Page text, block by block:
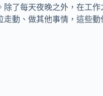
除了每天夜晚之外，在工
動、做其他事情，這些